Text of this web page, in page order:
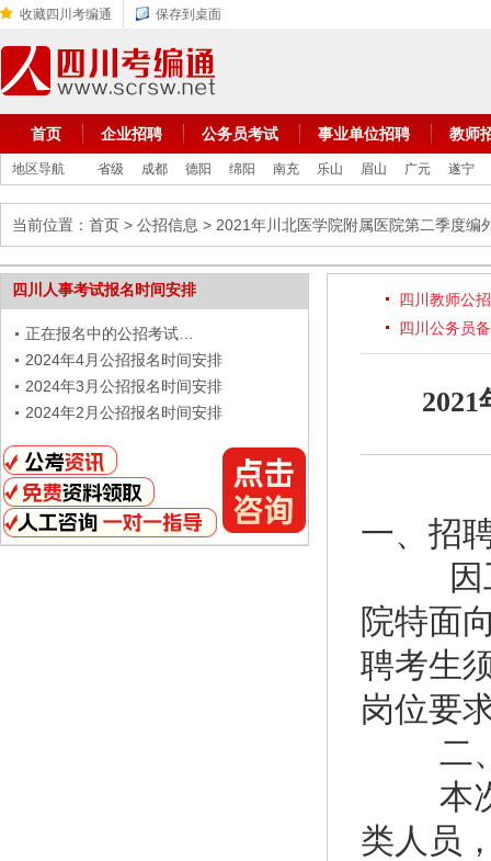
收藏四川考编通 保存到桌面
首页 企业招聘 公务员考试 事业单位招聘 教师
地区导航 省级 成都 德阳 绵阳 南充 乐山 眉山 广元 遂宁
当前位置： 首页 > 公招信息 > 2021年川北医学院附属医院第二季度编
四川人事考试报名时间安排
正在报名中的公招考试…
2024年4月公招报名时间安排
2024年3月公招报名时间安排
2024年2月公招报名时间安排
四川教师公
四川公务员
一、招
因工
院特面
聘考生
岗位要
二、
本次
类人员